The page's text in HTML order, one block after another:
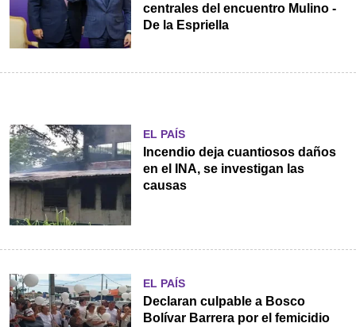
centrales del encuentro Mulino -
De la Espriella
EL PAÍS
Incendio deja cuantiosos daños
en el INA, se investigan las
causas
EL PAÍS
Declaran culpable a Bosco
Bolívar Barrera por el femicidio